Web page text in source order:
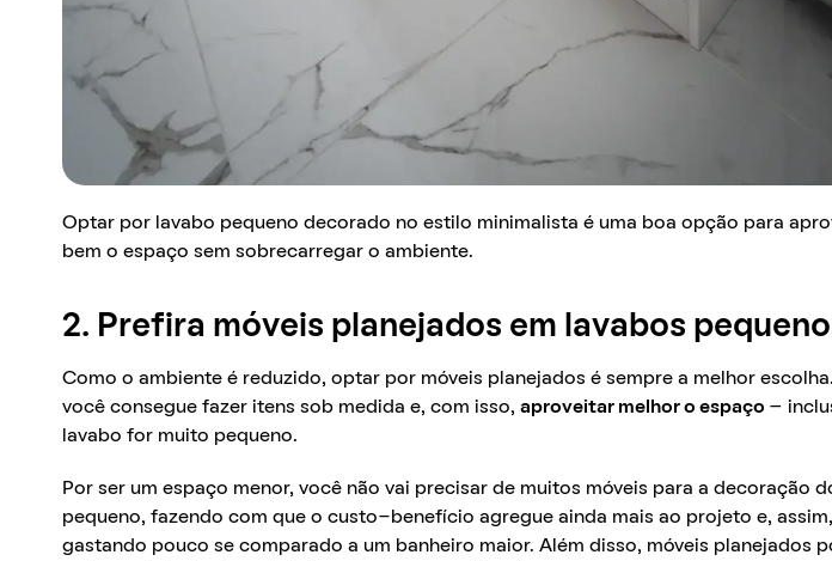
Optar por lavabo pequeno decorado no estilo minimalista é uma boa opção para
bem o espaço sem sobrecarregar o ambiente.
2. Prefira móveis planejados em lavabos
Como o ambiente é reduzido, optar por móveis planejados é sempre a melhor
você consegue fazer itens sob medida e, com isso, aproveitar melhor o espaço –
lavabo for muito pequeno.
Por ser um espaço menor, você não vai precisar de muitos móveis para a decoração
pequeno, fazendo com que o custo-benefício agregue ainda mais ao projeto e,
gastando pouco se comparado a um banheiro maior. Além disso, móveis planejados